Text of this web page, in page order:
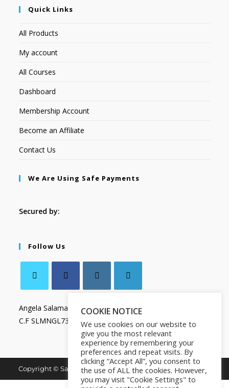
Quick Links
All Products
My account
All Courses
Dashboard
Membership Account
Become an Affiliate
Contact Us
We Are Using Safe Payments
Secured by:
Follow Us
Angela Salamanca
C.F SLMNGL73T41Z133X
Copyright © Salamanca Book & Store. All Rights Reserved.
COOKIE NOTICE
We use cookies on our website to
give you the most relevant
experience by remembering your
preferences and repeat visits. By
clicking “Accept All”, you consent to
the use of ALL the cookies. However,
you may visit "Cookie Settings" to